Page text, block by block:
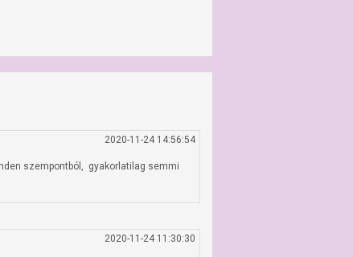
2020-11-24 14:56:54
szempontból,  gyakorlatilag semmi
2020-11-24 11:30:30